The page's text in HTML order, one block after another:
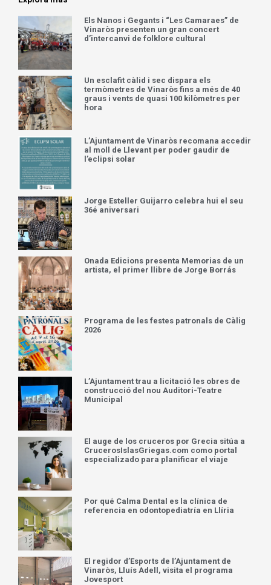
Els Nanos i Gegants i “Les Camaraes” de
Vinaròs presenten un gran concert
d’intercanvi de folklore cultural
Un esclafit càlid i sec dispara els
termòmetres de Vinaròs fins a més de 40
graus i vents de quasi 100 kilòmetres per
hora
L’Ajuntament de Vinaròs recomana accedir
al moll de Llevant per poder gaudir de
l’eclipsi solar
Jorge Esteller Guijarro celebra hui el seu
36é aniversari
Onada Edicions presenta Memorias de un
artista, el primer llibre de Jorge Borrás
Programa de les festes patronals de Càlig
2026
L’Ajuntament trau a licitació les obres de
construcció del nou Auditori-Teatre
Municipal
El auge de los cruceros por Grecia sitúa a
CrucerosIslasGriegas.com como portal
especializado para planificar el viaje
Por qué Calma Dental es la clínica de
referencia en odontopediatría en Llíria
El regidor d’Esports de l’Ajuntament de
Vinaròs, Lluís Adell, visita el programa
Jovesport